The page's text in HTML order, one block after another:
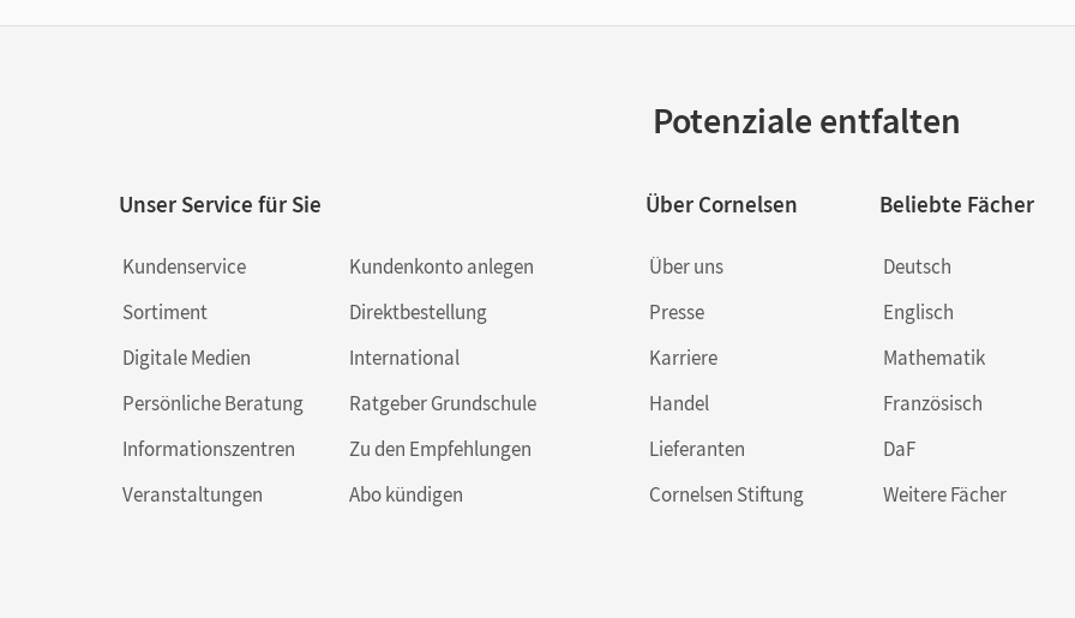
Potenziale entfalten
Unser Service für Sie
Kundenservice
Sortiment
Digitale Medien
Persönliche Beratung
Informationszentren
Veranstaltungen
Kundenkonto anlegen
Direktbestellung
International
Ratgeber Grundschule
Zu den Empfehlungen
Abo kündigen
Über Cornelsen
Über uns
Presse
Karriere
Handel
Lieferanten
Cornelsen Stiftung
Beliebte Fächer
Deutsch
Englisch
Mathematik
Französisch
DaF
Weitere Fächer